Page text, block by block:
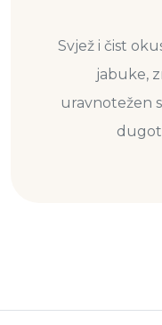
Svjež i čist
jabuke,
uravnotežen